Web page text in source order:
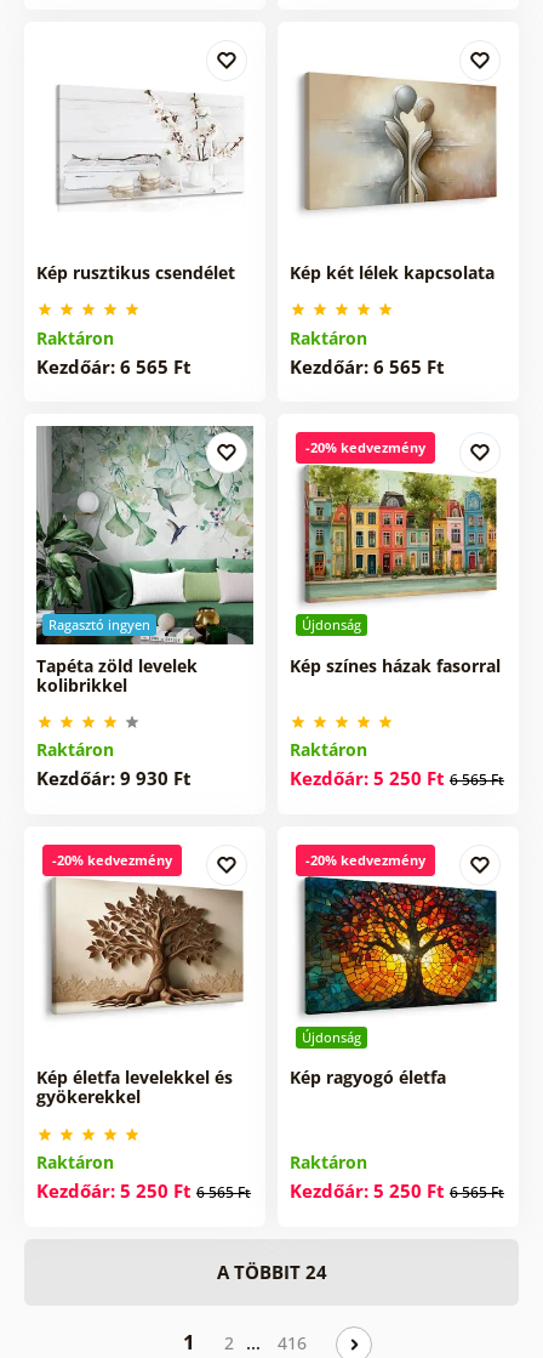
Kép rusztikus csendélet
Raktáron
Kezdőár: 6 565 Ft
Kép két lélek kapcsolata
Raktáron
Kezdőár: 6 565 Ft
Ragasztó ingyen
Tapéta zöld levelek
kolibrikkel
Raktáron
Kezdőár: 9 930 Ft
Újdonság
-20% kedvezmény
Kép színes házak fasorral
Raktáron
Kezdőár: 5 250 Ft 6 565 Ft
-20% kedvezmény
Kép életfa levelekkel és
gyökerekkel
Raktáron
Kezdőár: 5 250 Ft 6 565 Ft
Újdonság
-20% kedvezmény
Kép ragyogó életfa
Raktáron
Kezdőár: 5 250 Ft 6 565 Ft
A TÖBBIT 24
1 2 … 416